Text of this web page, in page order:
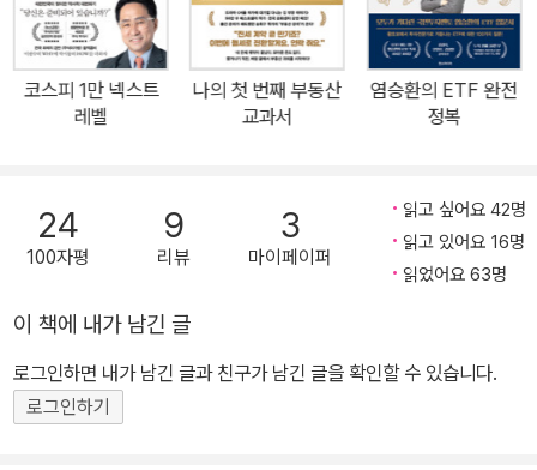
다. "진보가 투자해야 나라가 바뀝니다. 모두가 부자가 되는 세상, 이
제 시작합니다." 강력한 증시 부양책에 올라타 내 자산과 사회를 ‘진
보’시키는 법 한국 주식시장은 지금 역사적 변곡점에 서 있다. 정부가
전면적인 증시 정상화와 금융 민주화를 추진하면서, 개인이 시장에
해왔지만, 이제는 정책·시장·시민 참여가 맞물린 새로운 경제 민주화
의 장이 열리고 있다. 이러한 흐름 속에서 『진보를 위한 주식투자』는
단순히 자산을 불리는 기술을 넘어, 시장 참여 자체가 사회를 바꾸는
행동임을 설득력 있게 제시한다. 주식투자는 더 이상 두렵고 어려운
하고 불평등한 사회 구조를 변화시키기 위한 가장 현실적 수단임을
보여준다. 좋은 주식을 고르는 기준부터 손실은 줄이고 수익을 지키
코스피 1만 넥스트
레벨
나의 첫 번째 부동산
교과서
염승환의 ETF 완전
정복
24
100자평
9
리뷰
3
마이페이퍼
읽고 싶어요 42명
읽고 있어요 16명
읽었어요 63명
이 책에 내가 남긴 글
로그인하면 내가 남긴 글과 친구가 남긴 글을 확인할 수 있습니다.
로그인하기